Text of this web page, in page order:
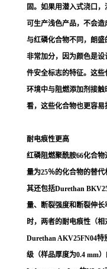
固。如果用潜入式浇口，
可生产浅色产品，不会造
与红磷化合物不同，朗
非常加分，因为颜色是
件安全标志的特征。这
环境中与阻燃添加剂接
看，这些化合物也更容易
耐电痕性更高
红磷阻燃聚酰胺66化合
量为25％的化合物的替
其还包括Durethan
量、断裂强度和断裂伸
时，两者的耐电痕性（相
Durethan AKV25FN04
级（样品厚度为0.4 mm